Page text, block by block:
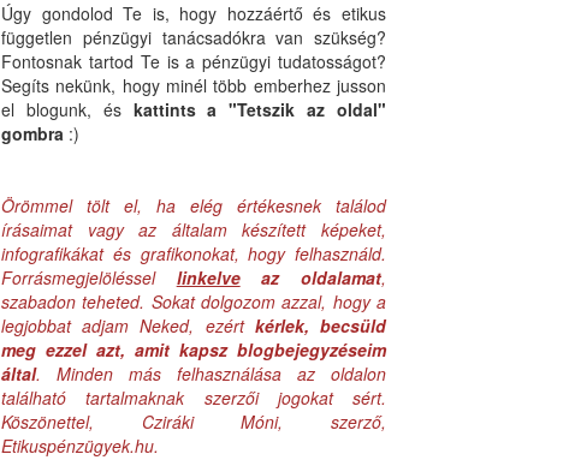
Úgy gondolod Te is, hogy hozzáértő és etikus
független pénzügyi tanácsadókra van szükség?
Fontosnak tartod Te is a pénzügyi tudatosságot?
Segíts nekünk, hogy minél több emberhez jusson
el blogunk, és kattints a "Tetszik az oldal"
gombra :)
Örömmel tölt el, ha elég értékesnek találod
írásaimat vagy az általam készített képeket,
infografikákat és grafikonokat, hogy felhasználd.
Forrásmegjelöléssel linkelveaz oldalamat,
szabadon teheted. Sokat dolgozom azzal, hogy a
legjobbat adjam Neked, ezért kérlek, becsüld
meg ezzel azt, amit kapsz blogbejegyzéseim
által. Minden más felhasználása az oldalon
található tartalmaknak szerzői jogokat sért.
Köszönettel, Cziráki Móni, szerző,
Etikuspénzügyek.hu.